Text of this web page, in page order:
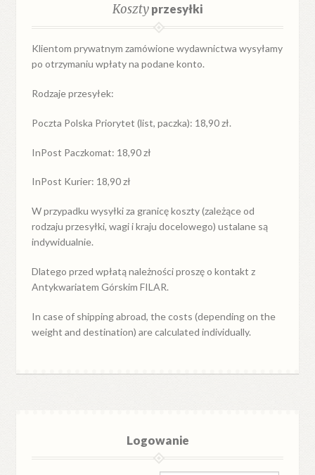
Kosztyprzesyłki
Klientom prywatnym zamówione wydawnictwa wysyłamy
po otrzymaniu wpłaty na podane konto.
Rodzaje przesyłek:
Poczta Polska Priorytet (list, paczka): 18,90 zł.
InPost Paczkomat: 18,90 zł
InPost Kurier: 18,90 zł
W przypadkuwysyłkiza granicękoszty (zależące od
rodzaju przesyłki, wagi i kraju docelowego) ustalane są
indywidualnie.
Dlatego przed wpłatą należności proszę o kontakt z
Antykwariatem Górskim FILAR.
In case of shipping abroad, the costs (depending on the
weight and destination) are calculated individually.
Logowanie